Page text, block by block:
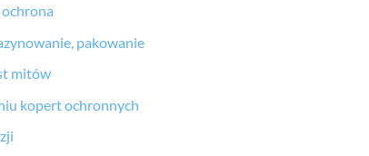
pakowanie
mitów
kopert ochronnych